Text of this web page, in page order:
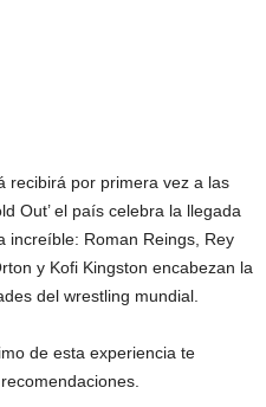
recibirá por primera vez a las
Out’ el país celebra la llegada
increíble: Roman Reings, Rey
y Kofi Kingston encabezan la
del wrestling mundial.
de esta experiencia te